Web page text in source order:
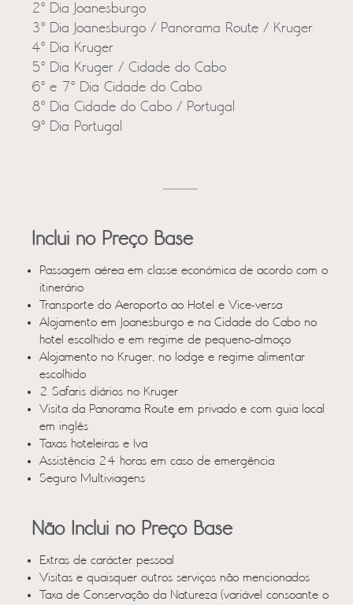
2º Dia Joanesburgo
3º Dia Joanesburgo / Panorama Route / Kruger
4º Dia Kruger
5º Dia Kruger / Cidade do Cabo
6º e 7º Dia Cidade do Cabo
8º Dia Cidade do Cabo / Portugal
9º Dia Portugal
Inclui no Preço Base
Passagem aérea em classe económica de acordo com o
itinerário
Transporte do Aeroporto ao Hotel e Vice-versa
Alojamento em Joanesburgo e na Cidade do Cabo no
hotel escolhido e em regime de pequeno-almoço
Alojamento no Kruger, no lodge e regime alimentar
escolhido
2 Safaris diários no Kruger
Visita da Panorama Route em privado e com guia local
em inglês
Taxas hoteleiras e Iva
Assistência 24 horas em caso de emergência
Seguro Multiviagens
Não Inclui no Preço Base
Extras de carácter pessoal
Visitas e quaisquer outros serviços não mencionados
Taxa de Conservação da Natureza (variável consoante o